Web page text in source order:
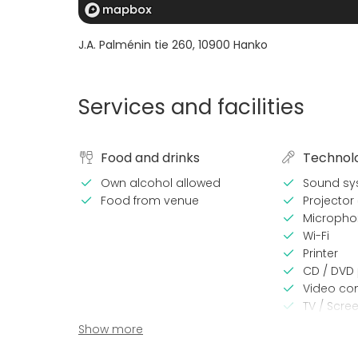
J.A. Palménin tie 260, 10900 Hanko
Services and facilities
Food and drinks
Own alcohol allowed
Food from venue
Sound
Wi-Fi
Printer
CD /
Video
TV /
Show more